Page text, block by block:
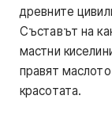
древните
Съставът на
мастни
правят
красотата.